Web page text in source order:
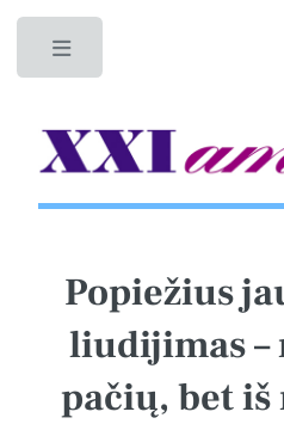
Popiežius
liudijimas –
pačių, bet